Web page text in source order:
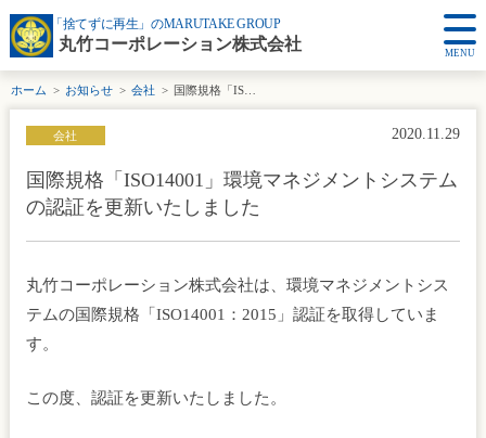
「捨てずに再生」のMARUTAKE GROUP
丸竹コーポレーション株式会社 MENU
ホーム お知らせ 会社
会社 2020.11.29
国際規格「ISO14001」環境マネジメントシステム
の認証を更新いたしました
丸竹コーポレーション株式会社は、環境マネジメントシス
テムの国際規格「ISO14001：2015」認証を取得していま
す。
この度、認証を更新いたしました。